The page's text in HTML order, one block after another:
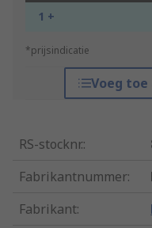
1 +
*prijsindicatie
Voeg
RS-stocknr.:
Fabrikantnummer:
Fabrikant: